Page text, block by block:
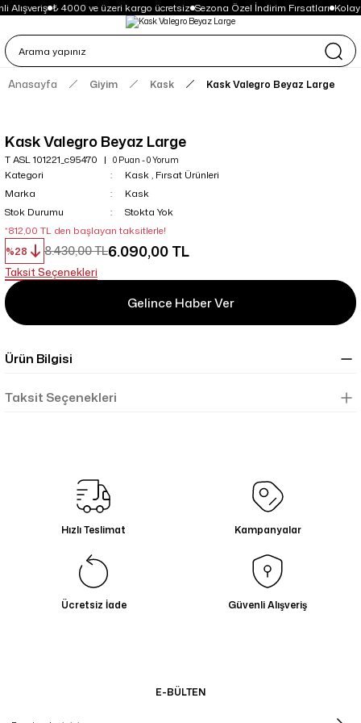
Alışveriş ₺ 4000 ve üzeri kargo ücretsiz Sezona Özel İndirim Fırsatları
Anasayfa Giyim Kask Kask Valegro Beyaz Large
Kask Valegro Beyaz Large
T ASL 101221_c95470 0 Puan - 0 Yorum
Kategori Kask, Fırsat Ürünleri
Marka
Kask
Stok Durumu
Stokta Yok
*812,00 TL den başlayan taksitlerle!
%28
8.430,00 TL6.090,00 TL
Taksit Seçenekleri
Gelince Haber Ver
Ürün Bilgisi
Taksit Seçenekleri
Hızlı Teslimat Kampanyalar
Ücretsiz İade Güvenli Alışveriş
E-BÜLTEN